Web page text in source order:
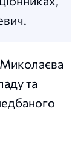
та